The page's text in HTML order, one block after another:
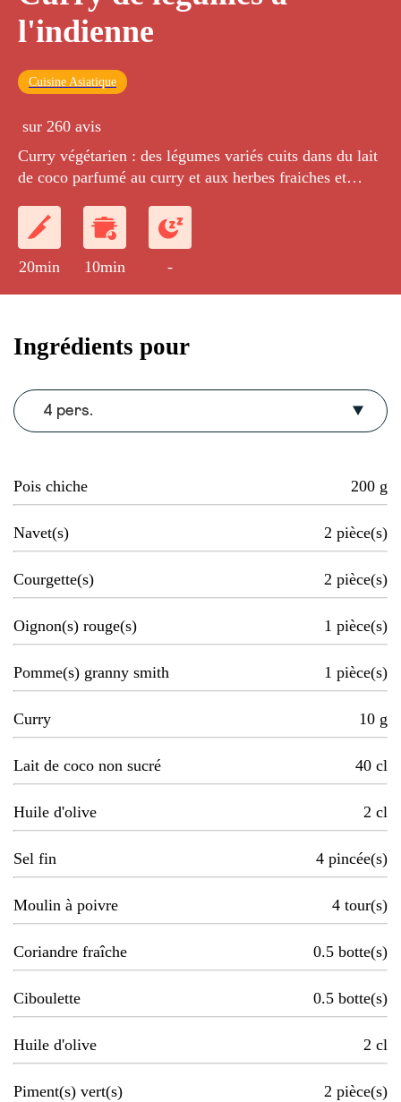
l'indienne
Cuisine Asiatique
sur 260 avis
Curry végétarien : des légumes variés cuits dans du lait
de coco parfumé au curry et aux herbes fraiches et
20min 10min -
Ingrédients pour
4 pers.
Pois chiche 200 g
Navet(s) 2 pièce(s)
Courgette(s) 2 pièce(s)
Oignon(s) rouge(s) 1 pièce(s)
Pomme(s) granny smith 1 pièce(s)
Curry 10 g
Lait de coco non sucré 40 cl
Huile d'olive 2 cl
Sel fin 4 pincée(s)
Moulin à poivre 4 tour(s)
Coriandre fraîche 0.5 botte(s)
Ciboulette 0.5 botte(s)
Huile d'olive 2 cl
Piment(s) vert(s) 2 pièce(s)